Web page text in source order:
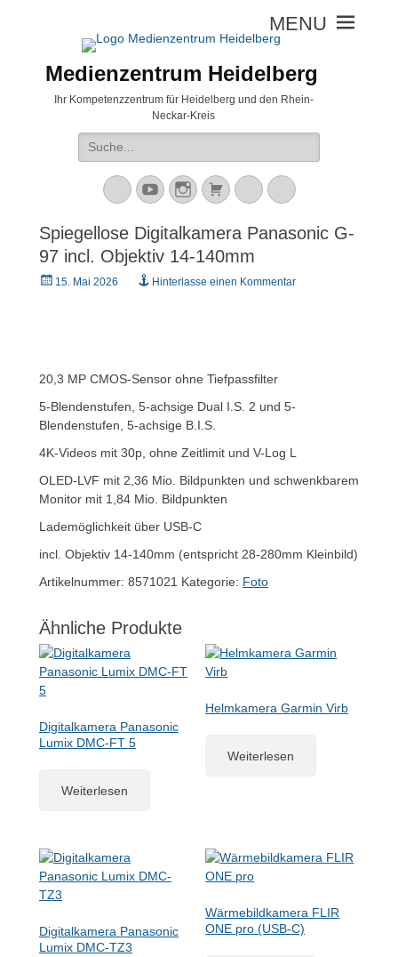
Medienzentrum Heidelberg
Ihr Kompetenzzentrum für Heidelberg und den Rhein-
Neckar-Kreis
Suche
nach:
Mastodon
YouTubeInstagramWarenkorb
CloudPeertube
Spiegellose Digitalkamera Panasonic G-
97 incl. Objektiv 14-140mm
Veröffentlicht
15. Mai 2026 Hinterlasse einen Kommentar
20,3 MP CMOS-Sensor ohne Tiefpassfilter
5-Blendenstufen, 5-achsige Dual I.S. 2 und 5-
Blendenstufen, 5-achsige B.I.S.
4K-Videos mit 30p, ohne Zeitlimit und V-Log L
OLED-LVF mit 2,36 Mio. Bildpunkten und schwenkbarem
Monitor mit 1,84 Mio. Bildpunkten
Lademöglichkeit über USB-C
incl. Objektiv 14-140mm (entspricht 28-280mm Kleinbild)
Artikelnummer: 8571021 Kategorie: Foto
Ähnliche Produkte
Digitalkamera Panasonic
Lumix DMC-FT 5
Weiterlesen
Helmkamera Garmin Virb
Weiterlesen
Digitalkamera Panasonic
Lumix DMC-TZ3
Wärmebildkamera FLIR
ONE pro (USB-C)